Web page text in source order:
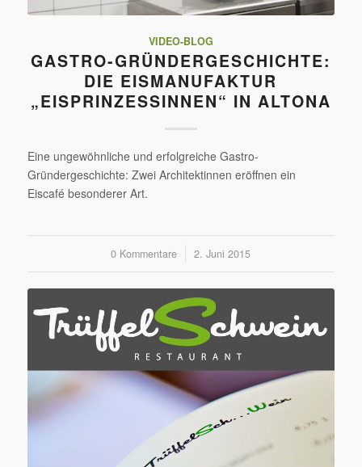
VIDEO-BLOG
GASTRO-GRÜNDERGESCHICHTE:
DIE EISMANUFAKTUR
„EISPRINZESSINNEN“ IN ALTONA
Eine ungewöhnliche und erfolgreiche Gastro-
Gründergeschichte: Zwei Architektinnen eröffnen ein
Eiscafé besonderer Art.
0 Kommentare
/ 2. Juni 2015